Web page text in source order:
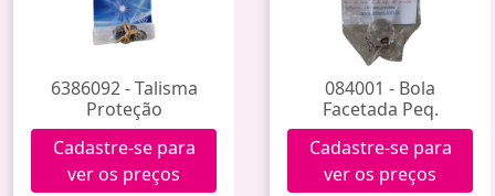
6386092 - Talisma
Proteção
Cadastre-se para
ver os preços
084001 - Bola
Facetada Peq.
Cadastre-se para
ver os preços